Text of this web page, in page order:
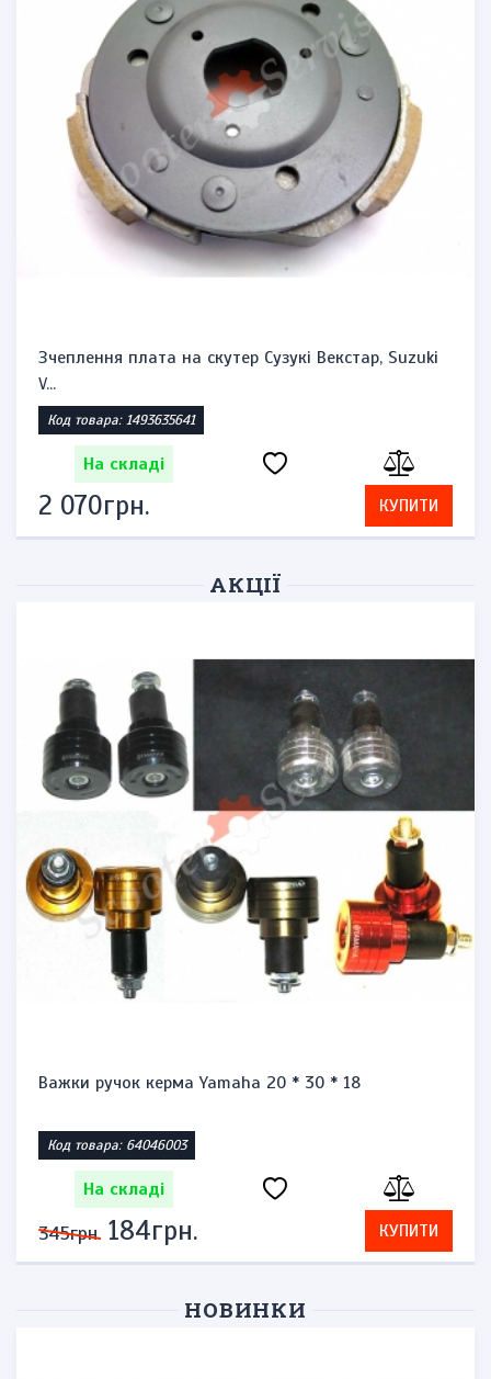
Зчеплення плата на скутер Сузукі Векстар, Suzuki
V...
Код товара: 1493635641
На складі
2 070грн. КУПИТИ
АКЦІЇ
Важки ручок керма Yamaha 20 * 30 * 18
Код товара: 64046003
На складі
345грн. 184грн. КУПИТИ
НОВИНКИ